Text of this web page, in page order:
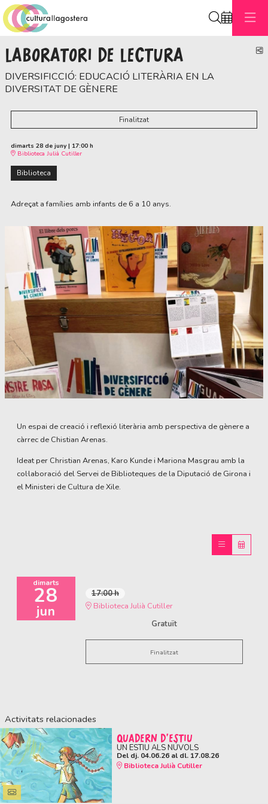
LABORATORI DE LECTURA
DIVERSIFICCIÓ: EDUCACIÓ LITERÀRIA EN LA
DIVERSITAT DE GÈNERE
Finalitzat
dimarts 28 de juny | 17:00 h
Biblioteca Julià Cutiller
Biblioteca
Adreçat a famílies amb infants de 6 a 10 anys.
Un espai de creació i reflexió literària amb perspectiva de gènere a
càrrec de Chistian Arenas.
Ideat per Christian Arenas, Karo Kunde i Mariona Masgrau amb la
col·laboració del Servei de Biblioteques de la Diputació de Girona i
el Ministeri de Cultura de Xile.
dimarts
28
jun
17:00 h
Biblioteca Julià Cutiller
Gratuït
Finalitzat
Activitats relacionades
QUADERN D'ESTIU
UN ESTIU ALS NÚVOLS
Del dj. 04.06.26al dl. 17.08.26
Biblioteca Julià Cutiller